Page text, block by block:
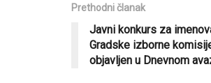
Prethodni članak
Javni konkurs za
Gradske izborne
objavljen u Dnevnom